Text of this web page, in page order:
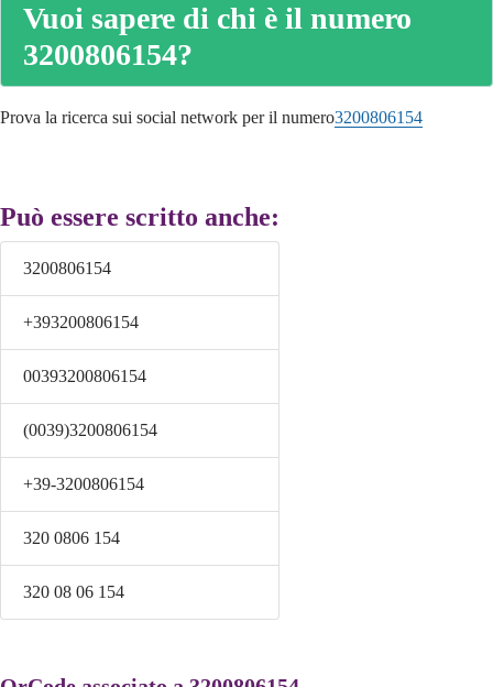
Vuoi sapere di chi è il numero
3200806154?
Prova la ricerca sui social network per il numero3200806154
Può essere scritto anche:
3200806154
+393200806154
00393200806154
(0039)3200806154
+39-3200806154
320 0806 154
320 08 06 154